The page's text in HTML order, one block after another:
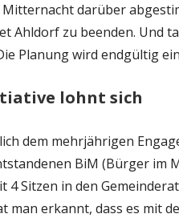
darüber
Ahldorf zu beenden. Und
Planung wird endgültig
lohnt sich
dem mehrjährigen
BiM (Bürger im
4 Sitzen in den
man erkannt, dass es mit